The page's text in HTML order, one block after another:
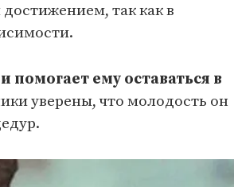
так как в
помогает ему оставаться в
уверены, что молодость он